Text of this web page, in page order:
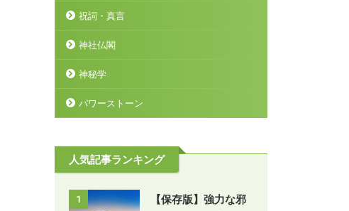
祝詞・真言
神社仏閣
神秘学
パワーストーン
人気記事ランキング
1
【保存版】強力な邪